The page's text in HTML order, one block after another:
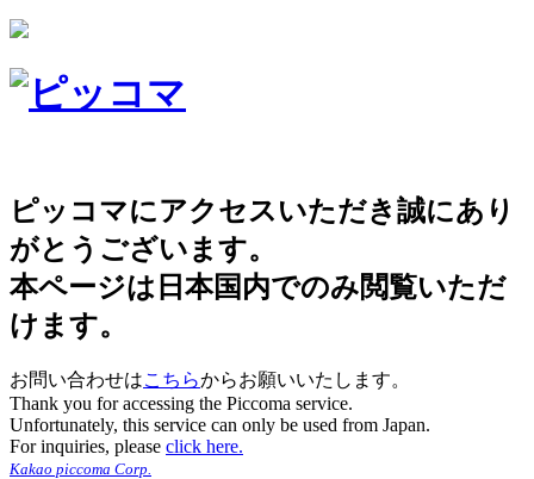
ピッコマにアクセスいただき誠にあり
がとうございます。
本ページは日本国内でのみ閲覧いただ
けます。
お問い合わせはこちらからお願いいたします。
Thank you for accessing the Piccoma service.
Unfortunately, this service can only be used from Japan.
For inquiries, please click here.
Kakao piccoma Corp.